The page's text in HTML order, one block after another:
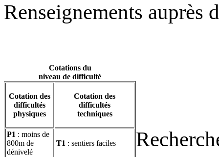
Renseignements
Cotations du
niveau de difficulté
Cotation des
difficultés
physiques
Cotation des
difficultés
techniques
P1 : moins de
800m de
dénivelé
T1 : sentiers faciles